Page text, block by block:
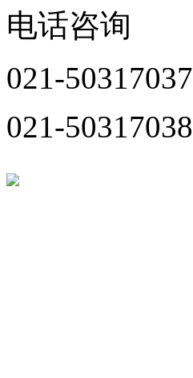
电话咨询
021-50317037
021-50317038